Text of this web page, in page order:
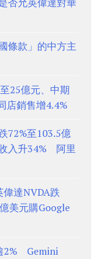
條款」的中方主
25億元、中期
店銷售增4.4%
72%至103.5億
入升34% 阿里
達NVDA跌
美元購Google
2% Gemini